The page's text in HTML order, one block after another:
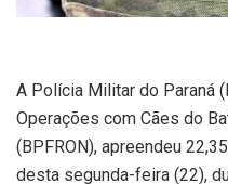
A Polícia Militar do Paraná
Operações com Cães do
(BPFRON), apreendeu
desta segunda-feira (22),